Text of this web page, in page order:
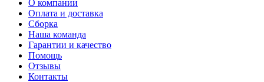
О компании
Оплата и доставка
Сборка
Наша команда
Гарантии и качество
Помощь
Отзывы
Контакты